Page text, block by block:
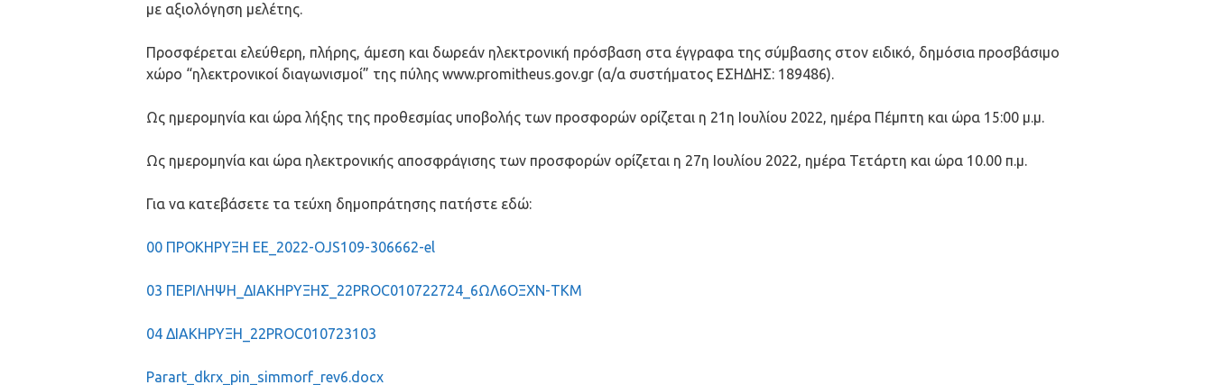
με αξιολόγηση μελέτης.
Προσφέρεται ελεύθερη, πλήρης, άμεση και δωρεάν ηλεκτρονική πρόσβαση στα έγγραφα της σύμβασης στον ειδικό, δημόσια προσβάσιμο
χώρο “ηλεκτρονικοί διαγωνισμοί” της πύλης www.promitheus.gov.gr (α/α συστήματος ΕΣΗΔΗΣ: 189486).
Ως ημερομηνία και ώρα λήξης της προθεσμίας υποβολής των προσφορών ορίζεται η 21η Ιουλίου 2022, ημέρα Πέμπτη και ώρα 15:00 μ.μ.
Ως ημερομηνία και ώρα ηλεκτρονικής αποσφράγισης των προσφορών ορίζεται η 27η Ιουλίου 2022, ημέρα Τετάρτη και ώρα 10.00 π.μ.
Για να κατεβάσετε τα τεύχη δημοπράτησης πατήστε εδώ:
00 ΠΡΟΚΗΡΥΞΗ ΕΕ_2022-OJS109-306662-el
03 ΠΕΡΙΛΗΨΗ_ΔΙΑΚΗΡΥΞΗΣ_22PROC010722724_6ΩΛ6ΟΞΧΝ-ΤΚΜ
04 ΔΙΑΚΗΡΥΞΗ_22PROC010723103
Parart_dkrx_pin_simmorf_rev6.docx